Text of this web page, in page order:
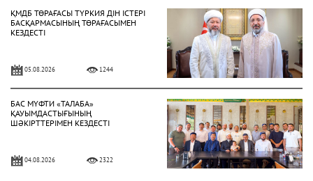
ҚМДБ ТӨРАҒАСЫ ТҮРКИЯ ДІН ІСТЕРІ
БАСҚАРМАСЫНЫҢ ТӨРАҒАСЫМЕН
КЕЗДЕСТІ
05.08.2026 1244
БАС МҮФТИ «ТАЛАБА»
ҚАУЫМДАСТЫҒЫНЫҢ
ШӘКІРТТЕРІМЕН КЕЗДЕСТІ
04.08.2026 2322